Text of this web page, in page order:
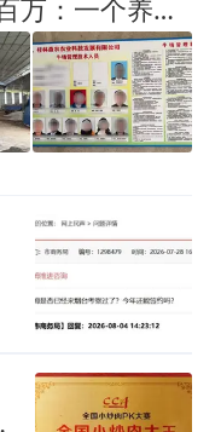
从“零风险零投入”到负债百万：一个养牛项目崩盘后，谁该为农户的贷款买单丨红星调查